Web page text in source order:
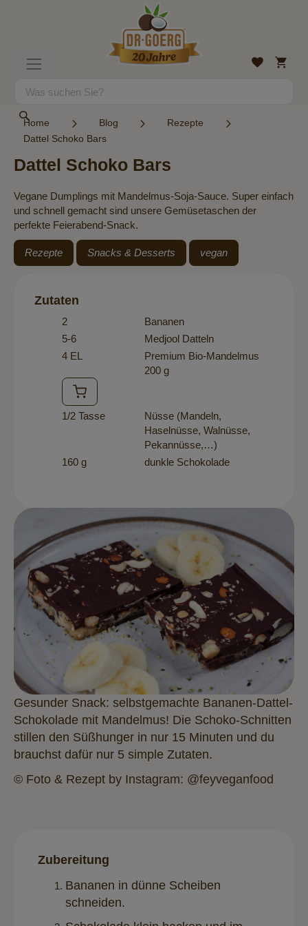
Suche
Wunschliste
Mein
Home Blog
Rezepte
Dattel Schoko Bars
Dattel Schoko Bars
Vegane Dumplings mit Mandelmus-Soja-Sauce. Super einfach
und schnell gemacht sind unsere Gemüsetaschen der
perfekte Feierabend-Snack.
Rezepte Snacks & Desserts vegan
Zutaten
2
Bananen
5-6
Medjool Datteln
4 EL
Premium Bio-Mandelmus
200 g
1/2 Tasse
Nüsse (Mandeln,
Haselnüsse, Walnüsse,
Pekannüsse,…)
160 g
dunkle Schokolade
Gesunder Snack: selbstgemachte Bananen-Dattel-
Schokolade mit Mandelmus! Die Schoko-Schnitten
stillen den Süßhunger in nur 15 Minuten und du
brauchst dafür nur 5 simple Zutaten.
© Foto & Rezept by Instagram: @feyveganfood
Zubereitung
Bananen in dünne Scheiben
schneiden.